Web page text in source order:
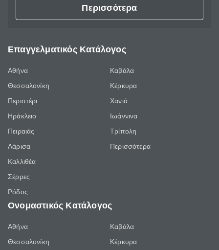
Περισσότερα
Επαγγελματικός Κατάλογος
Αθήνα
Θεσσαλονίκη
Περιστέρι
Ηράκλειο
Πειραιάς
Λάρισα
Καλλιθέα
Σέρρες
Ρόδος
Καβάλα
Κέρκυρα
Χανιά
Ιωάννινα
Τρίπολη
Περισσότερα
Ονομαστικός Κατάλογος
Αθήνα
Θεσσαλονίκη
Καβάλα
Κέρκυρα